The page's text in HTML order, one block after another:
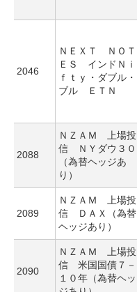
2046
ＮＥＸＴ ＮＯＴ
ＥＳ インドＮｉ
ｆｔｙ・ダブル・
ブル ＥＴＮ
2088
ＮＺＡＭ 上場投
信 ＮＹダウ３０
（為替ヘッジあ
り）
2089
ＮＺＡＭ 上場投
信 ＤＡＸ（為替
ヘッジあり）
2090
ＮＺＡＭ 上場投
信 米国国債７－
１０年（為替ヘッ